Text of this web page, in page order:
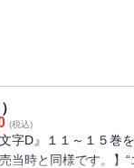
(税込)
文字D』１１～１５巻
当時と同様です。】